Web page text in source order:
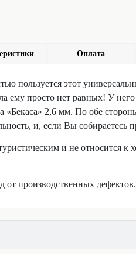
Оплата
пользуется этот
ему просто нет равных! У
2,6 мм. По обе
и, если Вы собираетесь
и не относится
от производственных дефектов.